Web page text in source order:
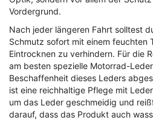
Vordergrund.
Nach jeder längeren Fahrt solltest
Schmutz sofort mit einem feuchten
Eintrocknen zu verhindern. Für die
am besten spezielle Motorrad-
Beschaffenheit dieses Leders
ist eine reichhaltige Pflege mit
um das Leder geschmeidig und
darauf, dass das Produkt auch